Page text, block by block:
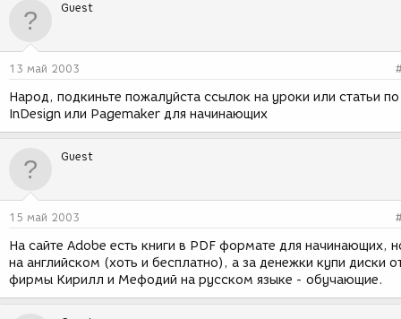
р
м
д
и
Guest
13 май 2003
Народ, подкиньте пожалуйста ссылок на уроки или статьи по
InDesign или Pagemaker для начинающих
Guest
15 май 2003
На сайте Adobe есть книги в PDF формате для начинающих,
на английском (хоть и бесплатно), а за денежки купи диски
фирмы Кирилл и Мефодий на русском языке - обучающие.